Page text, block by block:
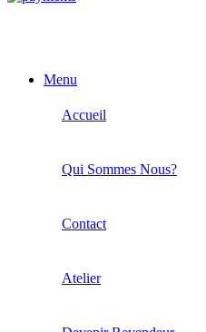
Menu
Accueil
Qui Sommes Nous?
Contact
Atelier